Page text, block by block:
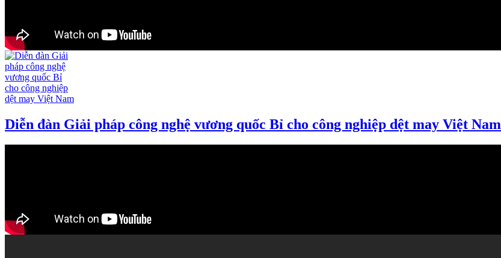
Diễn đàn Giải pháp công nghệ vương quốc Bỉ cho công nghiệp dệt may Việt Nam